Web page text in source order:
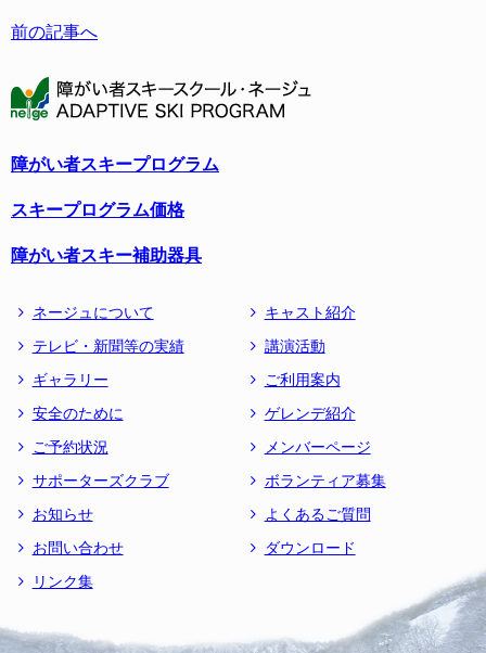
前の記事へ
障がい者スキープログラム
スキープログラム価格
障がい者スキー補助器具
ネージュについて
キャスト紹介
テレビ・新聞等の実績
講演活動
ギャラリー
ご利用案内
安全のために
ゲレンデ紹介
ご予約状況
メンバーページ
サポーターズクラブ
ボランティア募集
お知らせ
よくあるご質問
お問い合わせ
ダウンロード
リンク集